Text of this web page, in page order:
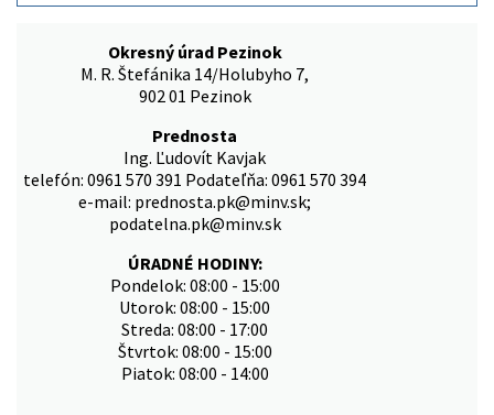
Okresný úrad Pezinok
M. R. Štefánika 14/Holubyho 7,
902 01 Pezinok
Prednosta
Ing. Ľudovít Kavjak
telefón: 0961 570 391 Podateľňa: 0961 570 394
e-mail: prednosta.pk@minv.sk;
podatelna.pk@minv.sk
ÚRADNÉ HODINY:
Pondelok: 08:00 - 15:00
Utorok: 08:00 - 15:00
Streda: 08:00 - 17:00
Štvrtok: 08:00 - 15:00
Piatok: 08:00 - 14:00